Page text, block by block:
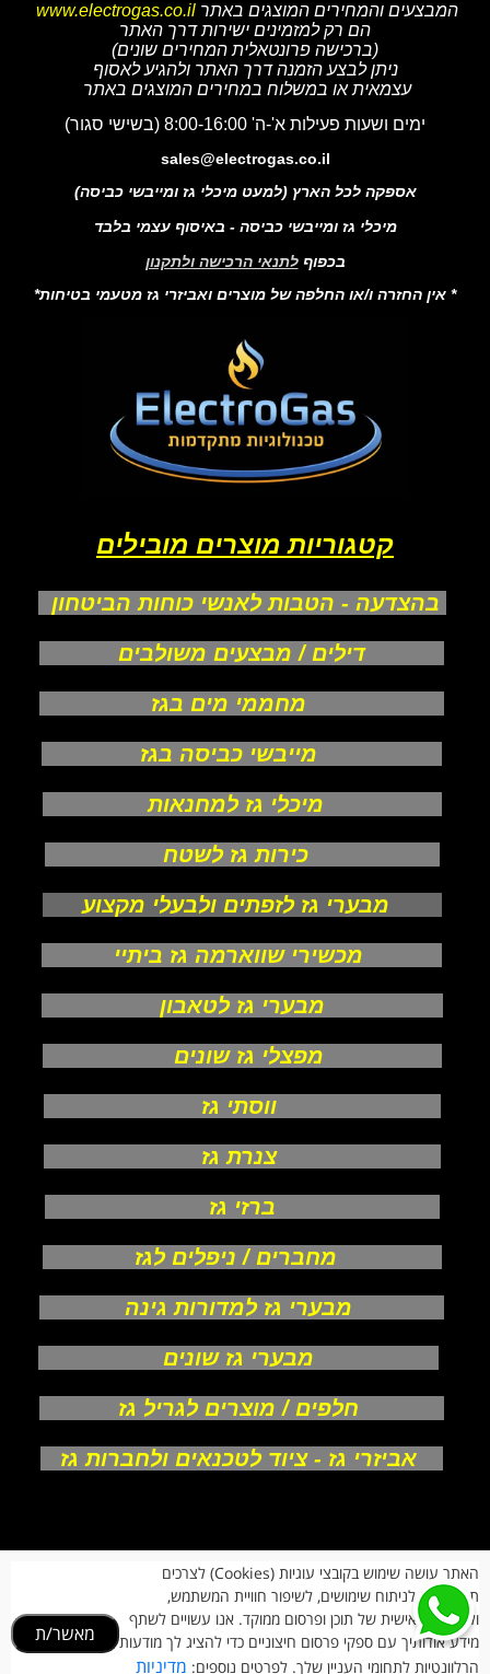
המבצעים והמחירים המוצגים באתר www.electrogas.co.il
הם רק למזמינים ישירות דרך האתר
(ברכישה פרונטאלית המחירים שונים)
ניתן לבצע הזמנה דרך האתר ולהגיע לאסוף
עצמאית או במשלוח במחירים המוצגים באתר
ימים ושעות פעילות א'-ה' 8:00-16:00 (בשישי סגור)
sales@electrogas.co.il
אספקה לכל הארץ (למעט מיכלי גז ומייבשי כביסה)
מיכלי גז ומייבשי כביסה - באיסוף עצמי בלבד
בכפוף לתנאי הרכישה ולתקנון
* אין החזרה ו/או החלפה של מוצרים ואביזרי גז מטעמי בטיחות*
קטגוריות מוצרים מובילים
בהצדעה - הטבות לאנשי כוחות הביטחון
דילים / מבצעים משולבים
מחממי מים בגז
מייבשי כביסה בגז
מיכלי גז למחנאות
כירות גז לשטח
מבערי גז לזפתים ולבעלי מקצוע
מכשירי שווארמה גז ביתיי
מבערי גז לטאבון
מפצלי גז שונים
ווסתי גז
צנרת גז
ברזי גז
מחברים / ניפלים לגז
מבערי גז למדורות גינה
מבערי גז שונים
חלפים / מוצרים לגריל גז
אביזרי גז - ציוד לטכנאים ולחברות גז
צור קשר
תקנון חנות
מעקב הזמנות
החזרות וביטולים
הרשמת לקוחות
האתר עושה שימוש בקובצי עוגיות (Cookies) לצרכים
תפעוליים, לניתוח שימושים, לשיפור חוויית המשתמש,
ולהתאמה אישית של תוכן ופרסום ממוקד. אנו עשויים לשתף
מידע אודותיך עם ספקי פרסום חיצוניים כדי להציג לך מודעות
הרלוונטיות לתחומי העניין שלך. לפרטים נוספים: מדיניות
מאשר/ת